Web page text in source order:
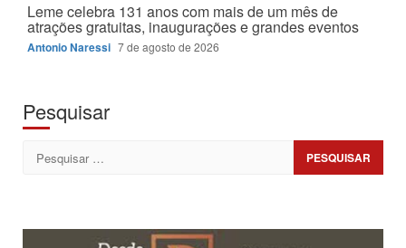
Leme celebra 131 anos com mais de um mês de
atrações gratuitas, inaugurações e grandes eventos
Antonio Naressi 7 de agosto de 2026
Pesquisar
Pesquisar